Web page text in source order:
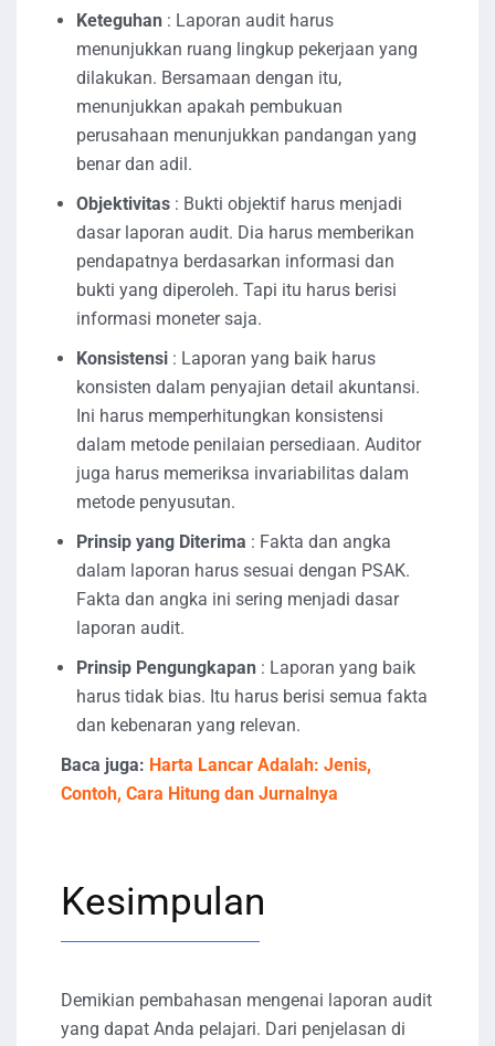
Keteguhan : Laporan audit harus
menunjukkan ruang lingkup pekerjaan yang
dilakukan. Bersamaan dengan itu,
menunjukkan apakah pembukuan
perusahaan menunjukkan pandangan yang
benar dan adil.
Objektivitas : Bukti objektif harus menjadi
dasar laporan audit. Dia harus memberikan
pendapatnya berdasarkan informasi dan
bukti yang diperoleh. Tapi itu harus berisi
informasi moneter saja.
Konsistensi : Laporan yang baik harus
konsisten dalam penyajian detail akuntansi.
Ini harus memperhitungkan konsistensi
dalam metode penilaian persediaan. Auditor
juga harus memeriksa invariabilitas dalam
metode penyusutan.
Prinsip yang Diterima : Fakta dan angka
dalam laporan harus sesuai dengan PSAK.
Fakta dan angka ini sering menjadi dasar
laporan audit.
Prinsip Pengungkapan : Laporan yang baik
harus tidak bias. Itu harus berisi semua fakta
dan kebenaran yang relevan.
Baca juga: Harta Lancar Adalah: Jenis,
Contoh, Cara Hitung dan Jurnalnya
Kesimpulan
Demikian pembahasan mengenai laporan audit
yang dapat Anda pelajari. Dari penjelasan di